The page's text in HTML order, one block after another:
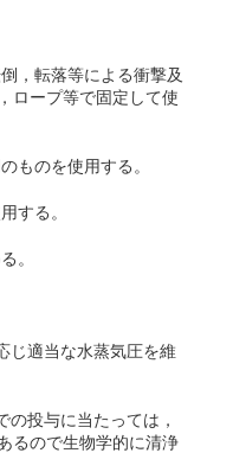
，転落等による衝撃及
ロープ等で固定して使
ものを使用する。
する。
。
じ適当な水蒸気圧を維
投与に当たっては，
るので生物学的に清浄